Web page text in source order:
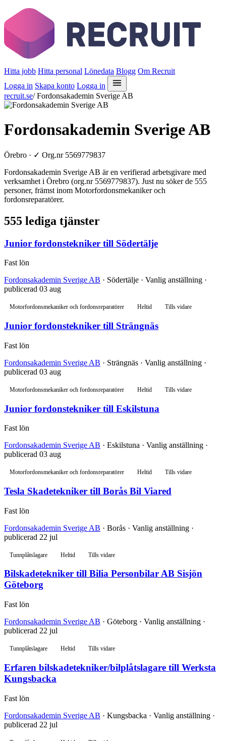
Hitta jobb Hitta personal Lönedata Blogg Om Recruit
Logga in Skapa konto Logga in
recruit.se/ Fordonsakademin Sverige AB
Fordonsakademin Sverige AB
Örebro · ✓ Org.nr 5569779837
Fordonsakademin Sverige AB är en verifierad arbetsgivare med
verksamhet i Örebro (org.nr 5569779837). Just nu söker de 555
personer, främst inom Motorfordonsmekaniker och
fordonsreparatörer.
555 lediga tjänster
Junior fordonstekniker till Södertälje
Fast lön
Fordonsakademin Sverige AB · Södertälje · Vanlig anställning ·
publicerad 03 aug
Motorfordonsmekaniker och fordonsreparatörer Heltid Tills vidare
Junior fordonstekniker till Strängnäs
Fast lön
Fordonsakademin Sverige AB · Strängnäs · Vanlig anställning ·
publicerad 03 aug
Motorfordonsmekaniker och fordonsreparatörer Heltid Tills vidare
Junior fordonstekniker till Eskilstuna
Fast lön
Fordonsakademin Sverige AB · Eskilstuna · Vanlig anställning ·
publicerad 03 aug
Motorfordonsmekaniker och fordonsreparatörer Heltid Tills vidare
Tesla Skadetekniker till Borås Bil Viared
Fast lön
Fordonsakademin Sverige AB · Borås · Vanlig anställning ·
publicerad 22 jul
Tunnplåtslagare Heltid Tills vidare
Bilskadetekniker till Bilia Personbilar AB Sisjön
Göteborg
Fast lön
Fordonsakademin Sverige AB · Göteborg · Vanlig anställning ·
publicerad 22 jul
Tunnplåtslagare Heltid Tills vidare
Erfaren bilskadetekniker/bilplåtslagare till Werksta
Kungsbacka
Fast lön
Fordonsakademin Sverige AB · Kungsbacka · Vanlig anställning ·
publicerad 22 jul